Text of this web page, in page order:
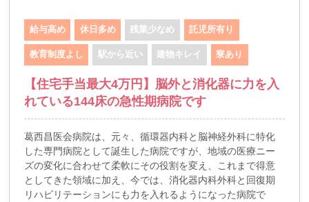
給与高め 休日多め 残業少なめ 託児所有り
教育制度よし 駅から近い 建物キレイ 寮あり
【住宅手当最大4万円】脳外と消化器に力を入
れている144床の急性期病院です
葛西昌医会病院は、元々、循環器内科と脳神経外科に特化
した専門病院として誕生した病院ですが、地域の医療ニー
ズの変化に合わせて柔軟にその役割を変え、これまで得意
としてきた領域に加え、今では、消化器内科外科と回復期
リハビリテーションにも力を入れるようになった病院で